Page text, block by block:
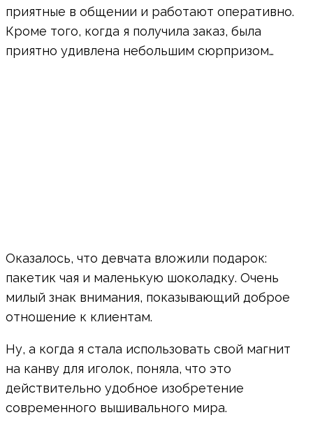
приятные в общении и работают оперативно.
Кроме того, когда я получила заказ, была
приятно удивлена небольшим сюрпризом…
Оказалось, что девчата вложили подарок:
пакетик чая и маленькую шоколадку. Очень
милый знак внимания, показывающий доброе
отношение к клиентам.
Ну, а когда я стала использовать свой магнит
на канву для иголок, поняла, что это
действительно удобное изобретение
современного вышивального мира.